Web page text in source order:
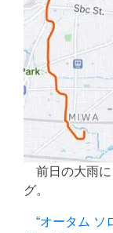
前日の大雨
グ。
“オータム ソ